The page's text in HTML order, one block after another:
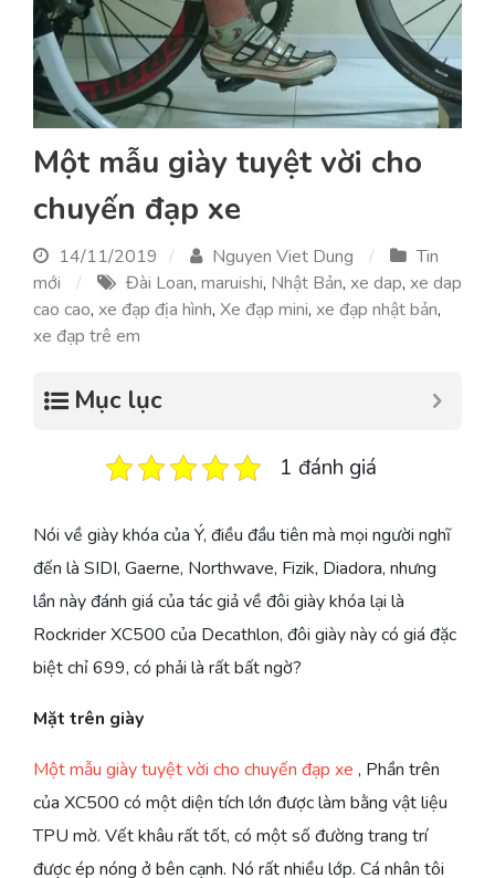
Một mẫu giày tuyệt vời cho
chuyến đạp xe
14/11/2019 Nguyen Viet Dung
Tin
mới
Đài Loan, maruishi, Nhật Bản, xe dap, xe dap
cao cao, xe đạp địa hình, Xe đạp mini, xe đạp nhật bản,
xe đạp trê em
Mục lục
1 đánh giá
Nói về giày khóa của Ý, điều đầu tiên mà mọi người nghĩ
đến là SIDI, Gaerne, Northwave, Fizik, Diadora, nhưng
lần này đánh giá của tác giả về đôi giày khóa lại là
Rockrider XC500 của Decathlon, đôi giày này có giá đặc
biệt chỉ 699, có phải là rất bất ngờ?
Mặt trên giày
Một mẫu giày tuyệt vời cho chuyến đạp xe , Phần trên
của XC500 có một diện tích lớn được làm bằng vật liệu
TPU mờ. Vết khâu rất tốt, có một số đường trang trí
được ép nóng ở bên cạnh. Nó rất nhiều lớp. Cá nhân tôi